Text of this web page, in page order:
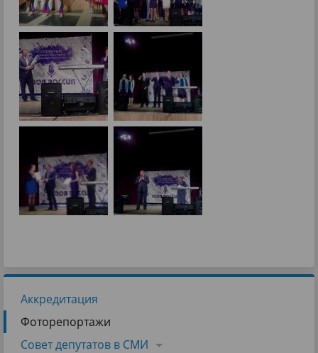
Аккредитация
Фоторепортажи
Совет депутатов в СМИ